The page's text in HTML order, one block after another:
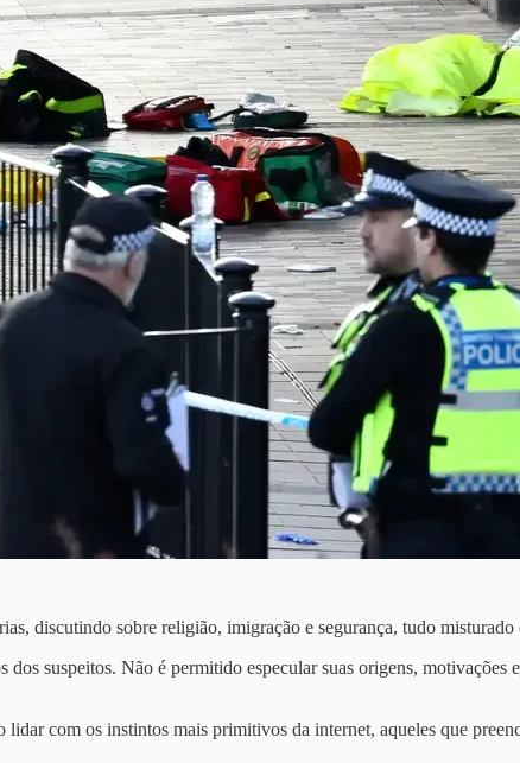
discutindo sobre religião, imigração e segurança, tudo
suspeitos. Não é permitido especular suas origens,
com os instintos mais primitivos da internet, aqueles que